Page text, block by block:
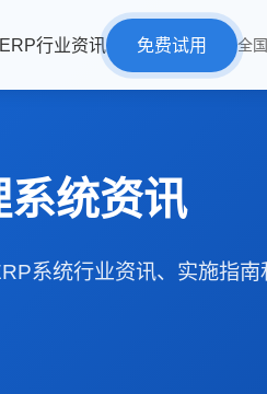
ERP行业资讯 免费试用 全
统资讯
系统行业资讯、实施指